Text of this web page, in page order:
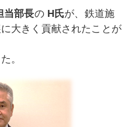
当部長の H氏が、鉄道施
大きく貢献されたことが
。